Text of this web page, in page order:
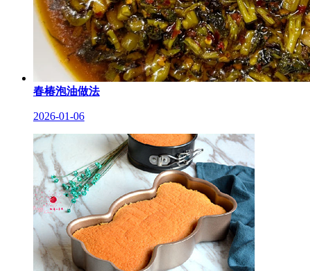
春椿泡油做法
2026-01-06